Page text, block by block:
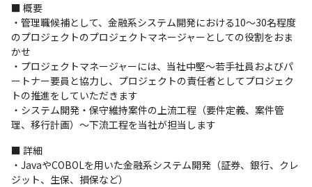
■ 概要
・管理職候補として、金融系システム開発における10～30名程度
のプロジェクトのプロジェクトマネージャーとしての役割をおま
かせ
・プロジェクトマネージャーには、当社中堅～若手社員およびパ
ートナー要員と協力し、プロジェクトの責任者としてプロジェク
トの推進をしていただきます
・システム開発・保守維持案件の上流工程（要件定義、案件管
理、移行計画）～下流工程を当社が担当します
■ 詳細
・JavaやCOBOLを用いた金融系システム開発（証券、銀行、クレ
ジット、生保、損保など）